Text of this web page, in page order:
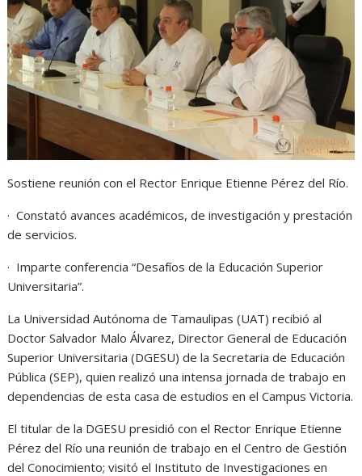
A
p
p
o
o
k
n
g
e
r
r
a
m
Sostiene reunión con el Rector Enrique Etienne Pérez del Río.
· Constató avances académicos, de investigación y prestación
de servicios.
· Imparte conferencia “Desafíos de la Educación Superior
Universitaria”.
La Universidad Autónoma de Tamaulipas (UAT) recibió al
Doctor Salvador Malo Álvarez, Director General de Educación
Superior Universitaria (DGESU) de la Secretaria de Educación
Pública (SEP), quien realizó una intensa jornada de trabajo en
dependencias de esta casa de estudios en el Campus Victoria.
El titular de la DGESU presidió con el Rector Enrique Etienne
Pérez del Río una reunión de trabajo en el Centro de Gestión
del Conocimiento; visitó el Instituto de Investigaciones en